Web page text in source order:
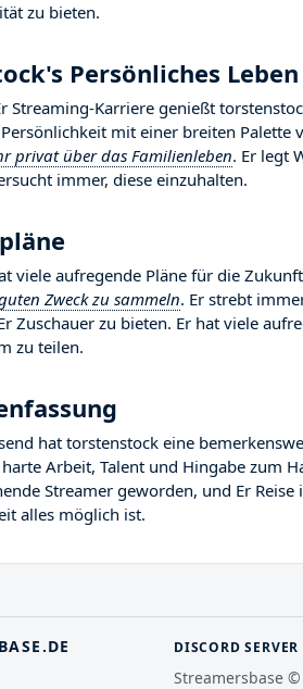
zu bieten.
Persönliches Leben
Streaming-Karriere genießt
mit einer breiten Palette
privat über das Familienleben. Er legt
immer, diese einzuhalten.
viele aufregende Pläne für die
Zweck zu sammeln. Er strebt
Zuschauer zu bieten. Er hat viele
zu teilen.
hat torstenstock eine
Arbeit, Talent und Hingabe zum
Streamer geworden, und Er
alles möglich ist.
DISCORD SERVER
Streamersbase ©